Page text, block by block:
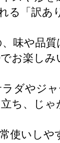
る「訳あ
味や品質
お楽しみ
ダやジ
ち、じ
使いしや